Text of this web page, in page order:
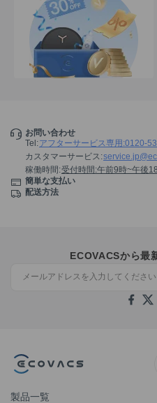
お問い合わせ
Tel:アフターサービス専用:0120-
カスタマーサービス :
稼働時間:受付時間:午前9時~午後
簡単な支払い
配送方法
ECOVACSから最
製品一覧